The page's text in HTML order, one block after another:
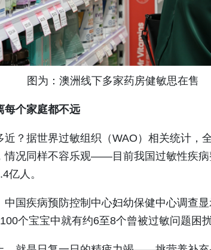
图为：澳洲线下多家药房健敏思在售
每个家庭都不远
？据世界过敏组织（WAO）相关统计，
情况同样不容乐观——目前我国过敏性疾病
亿人。
国疾病预防控制中心妇幼保健中心调查
个宝宝中就有约6至8个曾被过敏问题困扰